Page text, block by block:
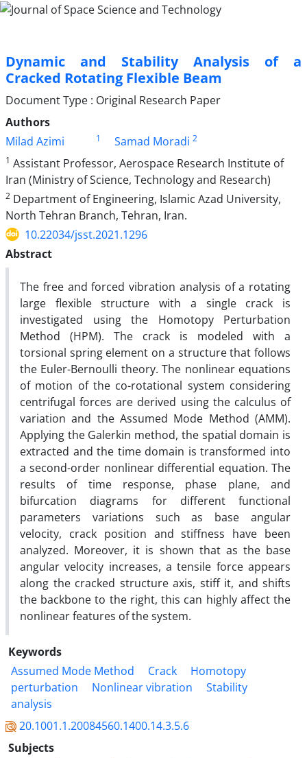
Dynamic and Stability Analysis of a
Cracked Rotating Flexible Beam
Document Type : Original Research Paper
Authors
Milad Azimi
1 Samad Moradi 2
1 Assistant Professor, Aerospace Research Institute of
Iran (Ministry of Science, Technology and Research)
2 Department of Engineering, Islamic Azad University,
North Tehran Branch, Tehran, Iran.
10.22034/jsst.2021.1296
Abstract
The free and forced vibration analysis of a rotating
large flexible structure with a single crack is
investigated using the Homotopy Perturbation
Method (HPM). The crack is modeled with a
torsional spring element on a structure that follows
the Euler-Bernoulli theory. The nonlinear equations
of motion of the co-rotational system considering
centrifugal forces are derived using the calculus of
variation and the Assumed Mode Method (AMM).
Applying the Galerkin method, the spatial domain is
extracted and the time domain is transformed into
a second-order nonlinear differential equation. The
results of time response, phase plane, and
bifurcation diagrams for different functional
parameters variations such as base angular
velocity, crack position and stiffness have been
analyzed. Moreover, it is shown that as the base
angular velocity increases, a tensile force appears
along the cracked structure axis, stiff it, and shifts
the backbone to the right, this can highly affect the
nonlinear features of the system.
Keywords
Assumed Mode Method
Crack
Homotopy
perturbation
Nonlinear vibration
Stability
analysis
20.1001.1.20084560.1400.14.3.5.6
Subjects